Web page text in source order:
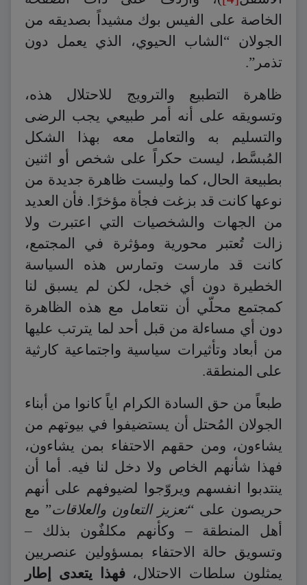
الخاصة على الفيس بوك مشيداً بصديقه من
الجولان “الشاب الحيوي، الذي يعمل دون
تذمر”.
ظاهرة التطبيع والترويج للاحتلال هذه،
وتسويقه على أنه أمر طبيعي يجب الرضى
والتسليم به والتعامل معه بهذا الشكل
المُبسَّط، ليست حكراً على شخص أو اثنين
بطبيعة الحال، كما وليست ظاهرة جديدة من
نوعها كانت قد بزغت فجأة مؤخرًا. فأن العديد
من الجهات والشخصيات التي اعتبرت ولا
زالت تُعتبر محورية ومؤثرة في المجتمع،
كانت قد مارست وتمارس هذه السياسة
الخطيرة دون أي خجل، لكن لم يسبق لنا
كمجتمع محلّي أن نتعامل مع هذه الظاهرة
دون أي مساءلة من قبل أحد لما يترتب عليها
من أبعاد وتأثيرات سياسية واجتماعية كارثية
على المنطقة.
طبعاً من حق السادة الكرام اياً كانوا من أبناء
الجولان المُحتل أن يستضيفوا في بيوتهم من
يشاءون، ومن حقهم الاحتفاء بمن يشاءون،
فهذا شأنهم الخاص ولا دخل لنا فيه. أما أن
ينتدبوا انفسهم ويروّجوا لضيوفهم على أنهم
حريصون على “تعزيز التعاون والعلاقات” مع
أهل المنطقة – وكأنهم مكلفٌون بذلك –
وتسويق حالة الاحتفاء بمسؤولين عنصريين
يمثلون سلطات الاحتلال،فهذا يتعدى إطار